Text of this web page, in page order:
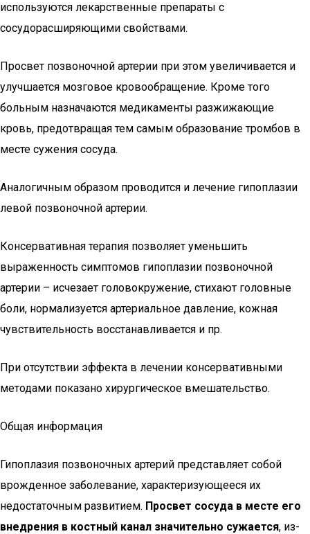
используются лекарственные препараты с
сосудорасширяющими свойствами.
Просвет позвоночной артерии при этом увеличивается и
улучшается мозговое кровообращение. Кроме того
больным назначаются медикаменты разжижающие
кровь, предотвращая тем самым образование тромбов в
месте сужения сосуда.
Аналогичным образом проводится и лечение гипоплазии
левой позвоночной артерии.
Консервативная терапия позволяет уменьшить
выраженность симптомов гипоплазии позвоночной
артерии – исчезает головокружение, стихают головные
боли, нормализуется артериальное давление, кожная
чувствительность восстанавливается и пр.
При отсутствии эффекта в лечении консервативными
методами показано хирургическое вмешательство.
Общая информация
Гипоплазия позвоночных артерий представляет собой
врожденное заболевание, характеризующееся их
недостаточным развитием. Просвет сосуда в месте его
внедрения в костный канал значительно сужается, из-